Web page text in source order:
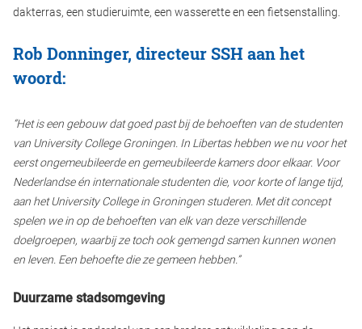
dakterras, een studieruimte, een wasserette en een fietsenstalling.
Rob Donninger, directeur SSH aan het
woord:
“Het is een gebouw dat goed past bij de behoeften van de studenten
van University College Groningen. In Libertas hebben we nu voor het
eerst ongemeubileerde en gemeubileerde kamers door elkaar. Voor
Nederlandse én internationale studenten die, voor korte of lange tijd,
aan het University College in Groningen studeren. Met dit concept
spelen we in op de behoeften van elk van deze verschillende
doelgroepen, waarbij ze toch ook gemengd samen kunnen wonen
en leven. Een behoefte die ze gemeen hebben.”
Duurzame stadsomgeving